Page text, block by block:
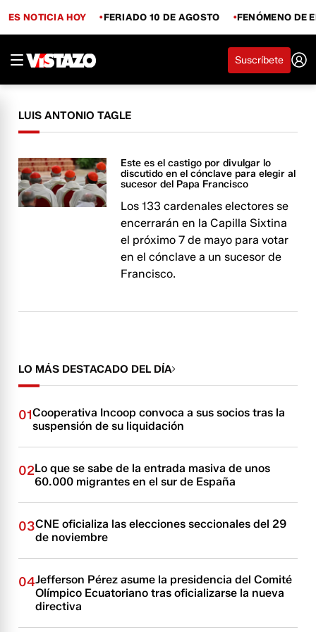
ES NOTICIA HOY FERIADO 10 DE AGOSTO FENÓMENO DE
Suscríbete
LUIS ANTONIO TAGLE
Este es el castigo por divulgar lo
discutido en el cónclave para elegir al
sucesor del Papa Francisco
Los 133 cardenales electores se
encerrarán en la Capilla Sixtina
el próximo 7 de mayo para votar
en el cónclave a un sucesor de
Francisco.
LO MÁS DESTACADO DEL DÍA
01Cooperativa Incoop convoca a sus socios tras la
suspensión de su liquidación
02Lo que se sabe de la entrada masiva de unos
60.000 migrantes en el sur de España
03CNE oficializa las elecciones seccionales del 29
de noviembre
04Jefferson Pérez asume la presidencia del Comité
Olímpico Ecuatoriano tras oficializarse la nueva
directiva